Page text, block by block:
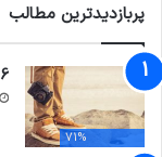
پربازدیدترین مطالب
71%
6 نکته‌ی مهم برای گرفتن عکس‌های جذاب‌تر در سفر